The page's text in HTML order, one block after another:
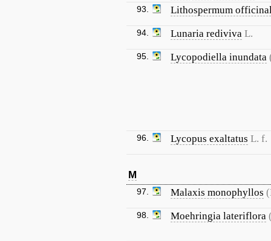
93. Lithospermum
94. Lunaria rediviva L.
95. Lycopodiella inundata
96. Lycopus exaltatus L. f.
M
97. Malaxis monophyllos
98. Moehringia lateriflora